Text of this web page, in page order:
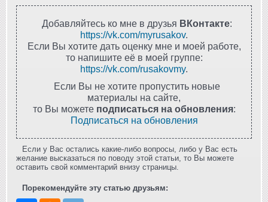
Добавляйтесь ко мне в друзья ВКонтакте:
https://vk.com/myrusakov.
Если Вы хотите дать оценку мне и моей работе,
то напишите её в моей группе:
https://vk.com/rusakovmy.
Если Вы не хотите пропустить новые
материалы на сайте,
то Вы можете подписаться на обновления:
Подписаться на обновления
Если у Вас остались какие-либо вопросы, либо у Вас есть
желание высказаться по поводу этой статьи, то Вы можете
оставить свой комментарий внизу страницы.
Порекомендуйте эту статью друзьям: